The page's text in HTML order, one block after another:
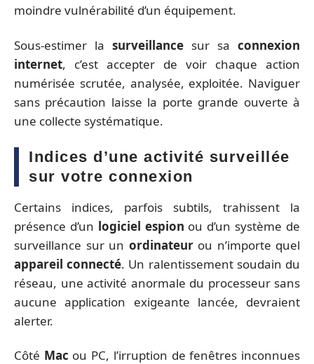
moindre vulnérabilité d’un équipement.
Sous-estimer la surveillance sur sa connexion
internet, c’est accepter de voir chaque action
numérisée scrutée, analysée, exploitée. Naviguer
sans précaution laisse la porte grande ouverte à
une collecte systématique.
Indices d’une activité surveillée
sur votre connexion
Certains indices, parfois subtils, trahissent la
présence d’un logiciel espion ou d’un système de
surveillance sur un ordinateurou n’importe quel
appareil connecté. Un ralentissement soudain du
réseau, une activité anormale du processeur sans
aucune application exigeante lancée, devraient
alerter.
Côté Mac ou PC, l’irruption de fenêtres inconnues